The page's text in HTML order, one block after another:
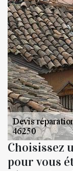
Choisissez
pour vous